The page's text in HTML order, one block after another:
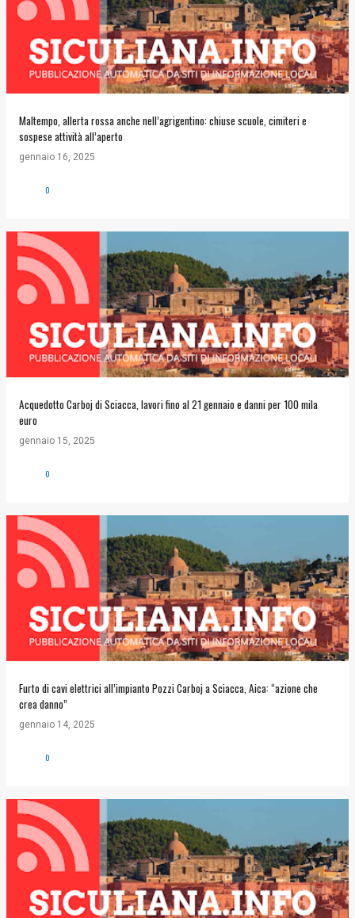
Maltempo, allerta rossa anche nell’agrigentino: chiuse scuole, cimiteri e
sospese attività all’aperto
gennaio 16, 2025
0
Acquedotto Carboj di Sciacca, lavori fino al 21 gennaio e danni per 100 mila
euro
gennaio 15, 2025
0
Furto di cavi elettrici all’impianto Pozzi Carboj a Sciacca, Aica: “azione che
crea danno”
gennaio 14, 2025
0